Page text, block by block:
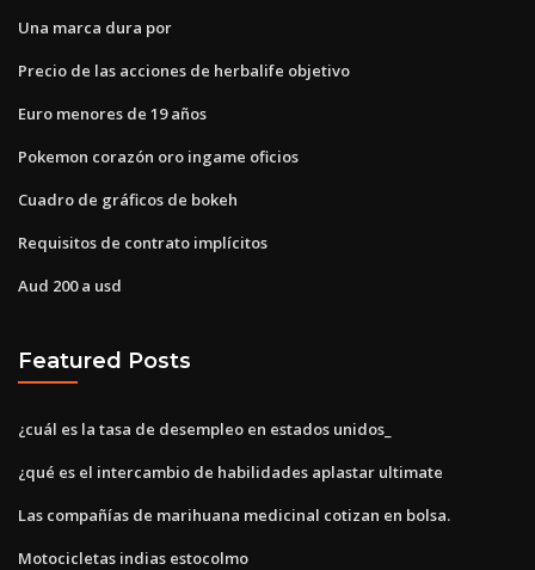
Una marca dura por
Precio de las acciones de herbalife objetivo
Euro menores de 19 años
Pokemon corazón oro ingame oficios
Cuadro de gráficos de bokeh
Requisitos de contrato implícitos
Aud 200 a usd
Featured Posts
¿cuál es la tasa de desempleo en estados unidos_
¿qué es el intercambio de habilidades aplastar ultimate
Las compañías de marihuana medicinal cotizan en bolsa.
Motocicletas indias estocolmo